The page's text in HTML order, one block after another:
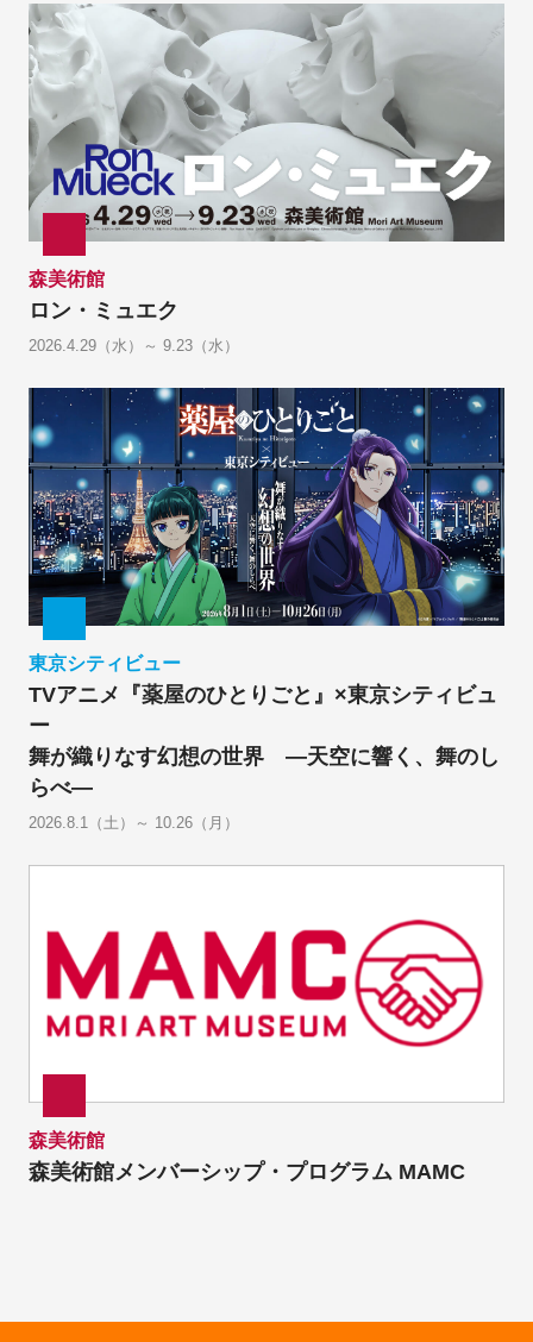
森美術館
ロン・ミュエク
2026.4.29（水）～ 9.23（水）
東京シティビュー
TVアニメ『薬屋のひとりごと』×東京シティビュ
ー
舞が織りなす幻想の世界 ―天空に響く、舞のし
らべ―
2026.8.1（土）～ 10.26（月）
森美術館
森美術館メンバーシップ・プログラム MAMC